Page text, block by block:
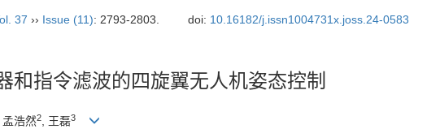
37 ›› Issue (11): 2793-2803. doi: 10.16182/j.issn1004731x.joss.24-0583
和指令滤波的四旋翼无人机姿态控制
孟浩然2, 王磊3